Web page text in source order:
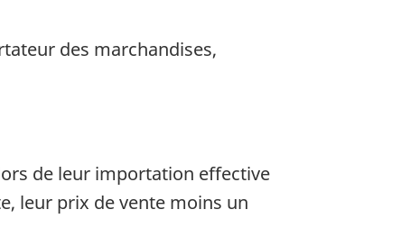
des marchandises,
de leur importation effective
leur prix de vente moins un